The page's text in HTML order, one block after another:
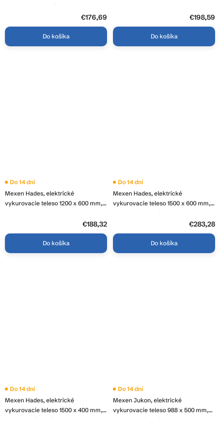
600 W, antracitová, W104-1200-500-
€176,69
Do košíka
€198,59
Do košíka
Mexen Hades, elektrické
vykurovacie teleso 1200 x 600 mm,
Do 14 dní
€188,32
Do košíka
Mexen Hades, elektrické
vykurovacie teleso 1500 x 600 mm,
600 W, chrómová, W104-1500-600-
Do 14 dní
€283,28
Do košíka
Mexen Hades, elektrické
vykurovacie teleso 1500 x 400 mm,
600 W, chrómová, W104-1500-400-
Do 14 dní
Mexen Jukon, elektrické
vykurovacie teleso 988 x 500 mm,
600 W, chrómová, W116-0988-500-
Do 14 dní